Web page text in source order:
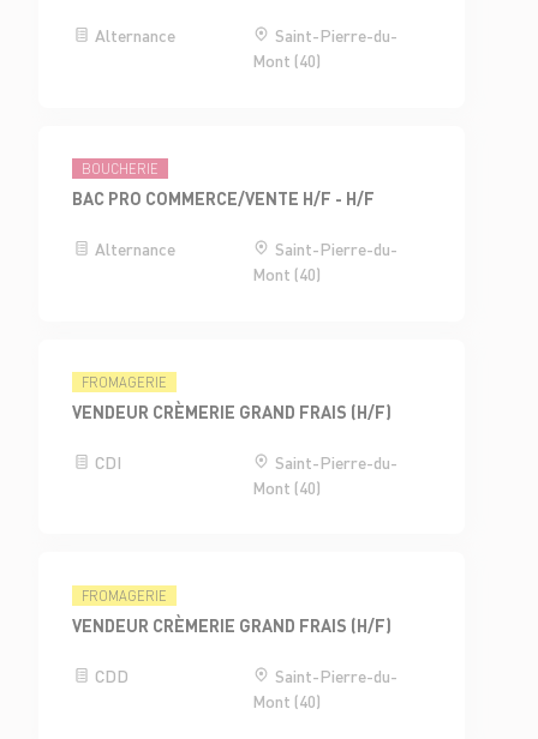
Alternance
Saint-Pierre-du-
Mont (40)
BOUCHERIE
BAC PRO COMMERCE/VENTE H/F - H/F
Alternance
Saint-Pierre-du-
Mont (40)
FROMAGERIE
VENDEUR CRÈMERIE GRAND FRAIS (H/F)
CDI
Saint-Pierre-du-
Mont (40)
FROMAGERIE
VENDEUR CRÈMERIE GRAND FRAIS (H/F)
CDD
Saint-Pierre-du-
Mont (40)